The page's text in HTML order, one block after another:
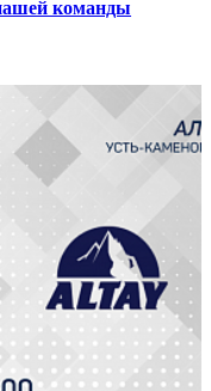
команды